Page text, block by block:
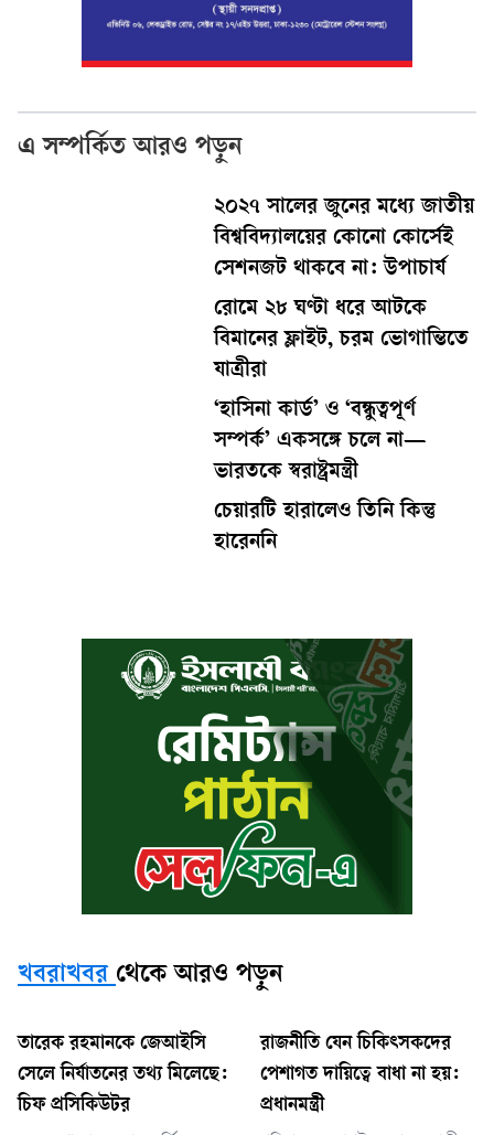
এ সম্পর্কিত আরও পড়ুন
২০২৭ সালের জুনের মধ্যে জাতীয়
বিশ্ববিদ্যালয়ের কোনো কোর্সেই
সেশনজট থাকবে না: উপাচার্য
রোমে ২৮ ঘণ্টা ধরে আটকে
বিমানের ফ্লাইট, চরম ভোগান্তিতে
যাত্রীরা
‘হাসিনা কার্ড’ ও ‘বন্ধুত্বপূর্ণ
সম্পর্ক’ একসঙ্গে চলে না—
ভারতকে স্বরাষ্ট্রমন্ত্রী
চেয়ারটি হারালেও তিনি কিন্তু
হারেননি
খবরাখবর থেকে আরও পড়ুন
তারেক রহমানকে জেআইসি
সেলে নির্যাতনের তথ্য মিলেছে:
চিফ প্রসিকিউটর
রাজনীতি যেন চিকিৎসকদের
পেশাগত দায়িত্বে বাধা না হয়:
প্রধানমন্ত্রী